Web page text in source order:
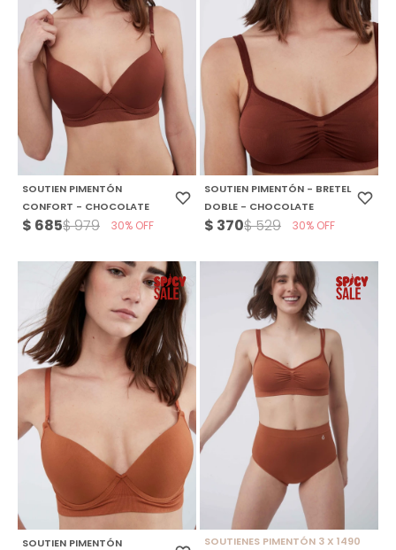
SOUTIEN PIMENTÓN
CONFORT - CHOCOLATE
$ 685$979 30
SOUTIEN PIMENTÓN - BRETEL
DOBLE - CHOCOLATE
$ 370$529 30
SOUTIEN PIMENTÓN
SOUTIENES PIMENTÓN 3 X 1490